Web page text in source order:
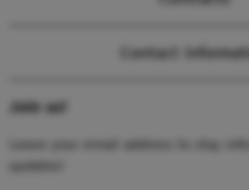
Contact
Join us!
Leave your email address to stay
updates!